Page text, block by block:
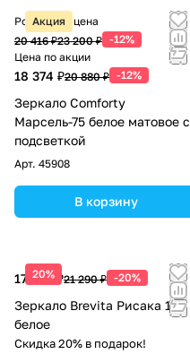
Акция
Розничная цена
20 416 ₽23 200 ₽ -12%
Цена по акции
18 374 ₽20 880 ₽ -12%
Зеркало Comforty
Марсель-75 белое матовое с
подсветкой
Арт. 45908
В корзину
20%
17 032 ₽21 290 ₽ -20%
Зеркало Brevita Рисака 100
белое
Скидка 20% в подарок!